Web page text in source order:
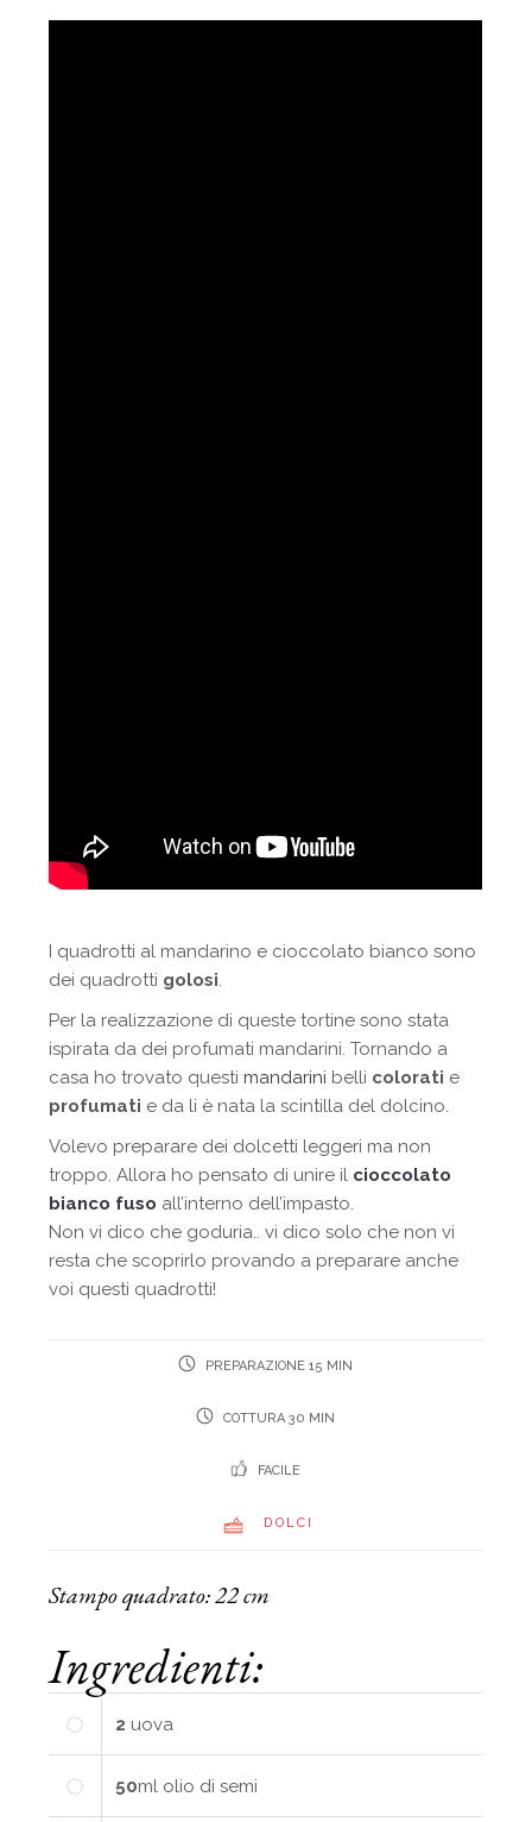
I quadrotti al mandarino e cioccolato bianco sono
dei quadrotti golosi.
Per la realizzazione di queste tortine sono stata
ispirata da dei profumati mandarini. Tornando a
casa ho trovato questi mandarini belli colorati e
profumati e da li è nata la scintilla del dolcino.
Volevo preparare dei dolcetti leggeri ma non
troppo. Allora ho pensato di unire il cioccolato
bianco fuso all’interno dell’impasto.
Non vi dico che goduria.. vi dico solo che non vi
resta che scoprirlo provando a preparare anche
voi questi quadrotti!
PREPARAZIONE 15 MIN
COTTURA 30 MIN
FACILE
DOLCI
Stampo quadrato: 22 cm
Ingredienti:
2 uova
50ml olio di semi